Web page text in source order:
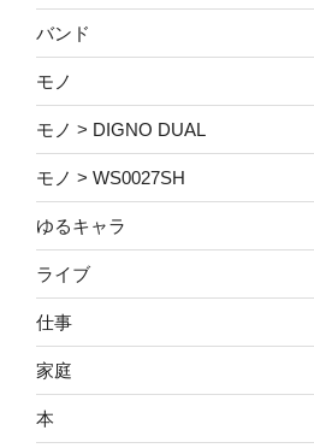
バンド
モノ
モノ > DIGNO DUAL
モノ > WS0027SH
ゆるキャラ
ライブ
仕事
家庭
本